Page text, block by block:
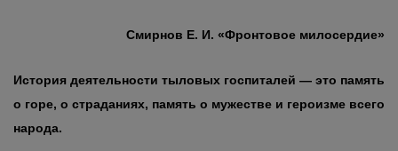
Смирнов Е. И. «Фронтовое милосердие»
История деятельности тыловых госпиталей — это память
о горе, о страданиях, память о мужестве и героизме всего
народа.